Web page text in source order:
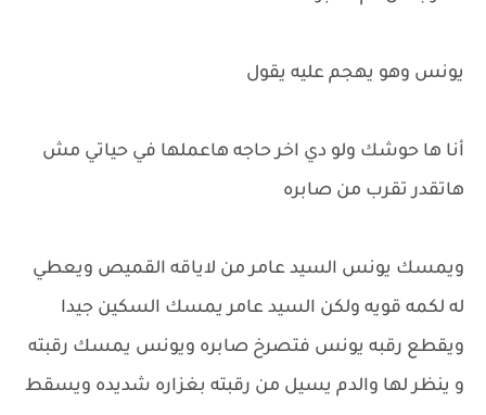
يونس وهو يهجم عليه يقول
أنا ها حوشك ولو دي اخر حاجه هاعملها في حياتي مش
هاتقدر تقرب من صابره
ويمسك يونس السيد عامر من لاياقه القميص ويعطي
له لكمه قويه ولكن السيد عامر يمسك السكين جيدا
ويقطع رقبه يونس فتصرخ صابره ويونس يمسك رقبته
و ينظر لها والدم يسيل من رقبته بغزاره شديده ويسقط